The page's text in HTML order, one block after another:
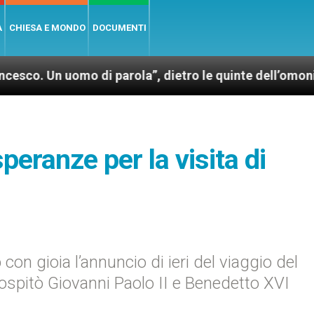
CHIESA E MONDO DOCUMENTI
uomo di parola”, dietro le quinte dell’omonimo film
per la visita di
gioia l’annuncio di ieri del viaggio del
Giovanni Paolo II e Benedetto XVI